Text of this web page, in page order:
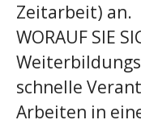
Zeitarbeit) an.
WORAUF SIE
schnelle
Arbeiten in